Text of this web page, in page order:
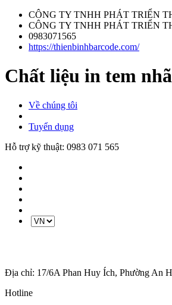
CÔNG TY TNHH PHÁT TRIỂN
CÔNG TY TNHH PHÁT TRIỂN
0983071565
https://thienbinhbarcode.com/
Chất liệu in tem
Về chúng tôi
Tuyển dụng
Hỗ trợ kỹ thuật: 0983 071 565
Địa chỉ: 17/6A Phan Huy Ích, Phường An
Hotline